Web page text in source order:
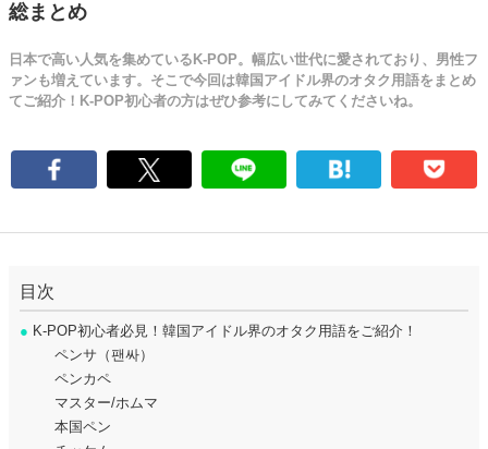
総まとめ
日本で高い人気を集めているK-POP。幅広い世代に愛されており、男性フ
ァンも増えています。そこで今回は韓国アイドル界のオタク用語をまとめ
てご紹介！K-POP初心者の方はぜひ参考にしてみてくださいね。
目次
● K-POP初心者必見！韓国アイドル界のオタク用語をご紹介！
ペンサ（팬싸）
ペンカペ
マスター/ホムマ
本国ペン